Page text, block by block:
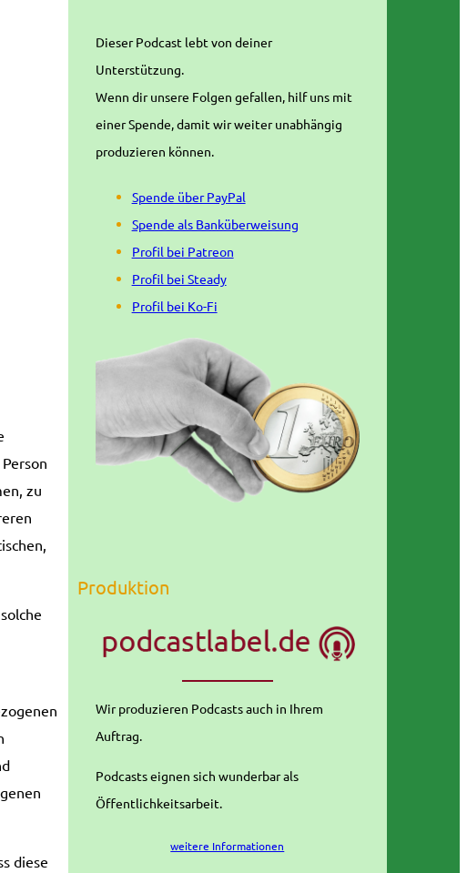
zu
diese
Dieser Podcast lebt von deiner
Unterstützung.
Wenn dir unsere Folgen gefallen, hilf uns mit
einer Spende, damit wir weiter unabhängig
produzieren können.
Spende über PayPal
Spende als Banküberweisung
Profil bei Patreon
Profil bei Steady
Profil bei Ko-Fi
Produktion
Wir produzieren Podcasts auch in Ihrem
Auftrag.
Podcasts eignen sich wunderbar als
Öffentlichkeitsarbeit.
weitere Informationen